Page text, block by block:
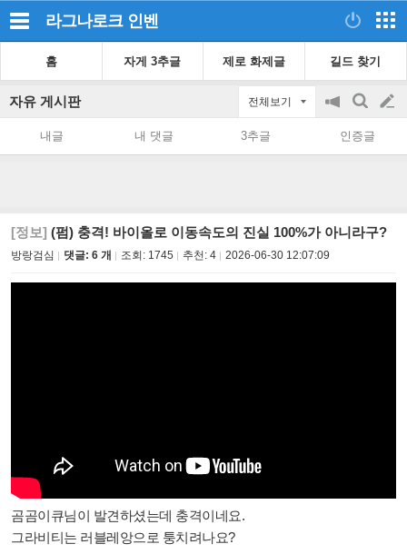
라그나로크 인벤
홈 자게 3추글 제로 화제글 길드 찾기
자유 게시판 전체보기
공
on/off
검
색
글
쓰
내글 내 댓글 3추글 인증글
[정보] (펌) 충격! 바이올로 이동속도의 진실 100%가 아니라구?
방랑검심 댓글: 6 개 조회: 1745 추천: 4 2026-06-30 12:07:09
곰곰이큐님이 발견하셨는데 충격이네요.
그라비티는 러블레앙으로 퉁치려나요?